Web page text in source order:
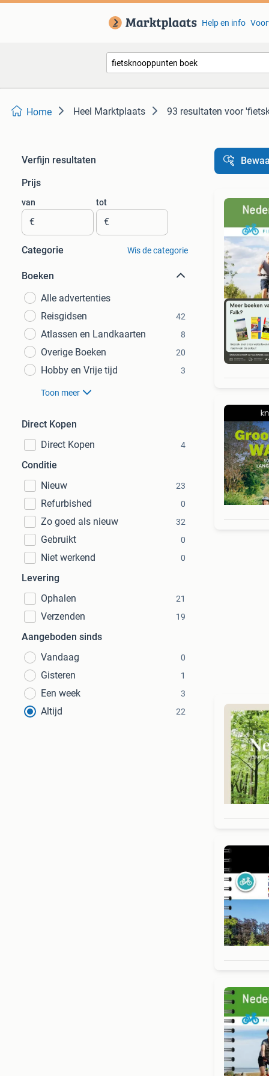
Help en info
Home Heel Marktplaats 93 resultaten voor
Verfijn resultaten
Prijs
van
€
tot
€
Categorie Wis de categorie
Boeken
Alle advertenties
Reisgidsen
42
Atlassen en Landkaarten 8
Overige Boeken 20
Hobby en Vrije tijd 3
Toon meer
Direct Kopen
Direct Kopen
4
Conditie
Nieuw
23
Refurbished 0
Zo goed als nieuw 32
Gebruikt 0
Niet werkend 0
Levering
Ophalen
21
Verzenden 19
Aangeboden sinds
Vandaag
0
Gisteren 1
Een week 3
Altijd 22